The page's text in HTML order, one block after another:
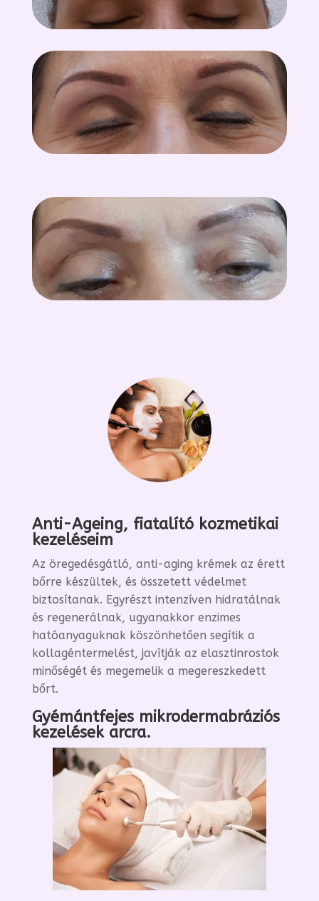
Anti-Ageing, fiatalító kozmetikai
kezeléseim
Az öregedésgátló, anti-aging krémek az érett
bőrre készültek, és összetett védelmet
biztosítanak. Egyrészt intenzíven hidratálnak
és regenerálnak, ugyanakkor enzimes
hatóanyaguknak köszönhetően segítik a
kollagéntermelést, javítják az elasztinrostok
minőségét és megemelik a megereszkedett
bőrt.
Gyémántfejes mikrodermabráziós
kezelések arcra.